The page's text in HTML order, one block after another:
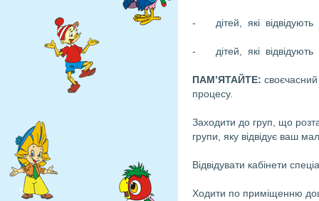
- дітей, які
- дітей, які
ПАМ’ЯТАЙТЕ: своєчасний
процесу.
Заходити до груп, що
групи, яку відвідує ваш
Відвідувати кабінети
Ходити по приміщенню